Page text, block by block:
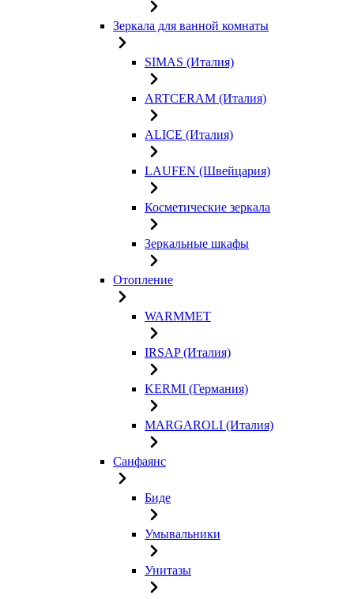
Зеркала для ванной комнаты
SIMAS (Италия)
ARTCERAM (Италия)
ALICE (Италия)
LAUFEN (Швейцария)
Косметические зеркала
Зеркальные шкафы
Отопление
WARMMET
IRSAP (Италия)
KERMI (Германия)
MARGAROLI (Италия)
Санфаянс
Биде
Умывальники
Унитазы